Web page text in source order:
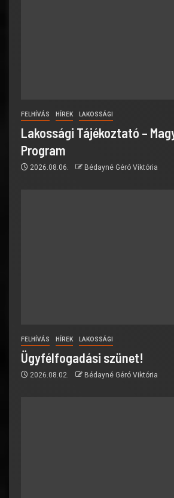
FELHÍVÁS HÍREK LAKOSSÁGI
Lakossági Tájékoztató –
Program
2026.08.06. Bédayné Géró Viktória
FELHÍVÁS HÍREK LAKOSSÁGI
Ügyfélfogadási szünet!
2026.08.02. Bédayné Géró Viktória